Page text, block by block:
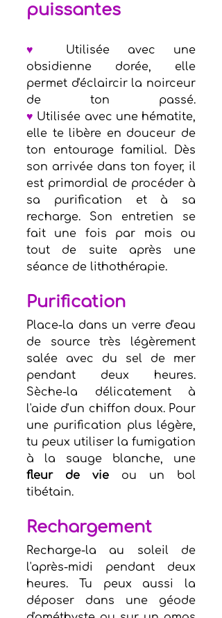
puissantes
♥
Utilisée avec une
obsidienne dorée, elle
permet d'éclaircir la noirceur
♥ Utilisée avec une hématite,
elle te libère en douceur de
ton entourage familial. Dès
son arrivée dans ton foyer, il
est primordial de procéder à
sa purification et à sa
recharge. Son entretien se
fait une fois par mois ou
tout de suite après une
séance de lithothérapie.
Purification
Place-la dans un verre d'eau
de source très légèrement
salée avec du sel de mer
pendant deux heures.
Sèche-la délicatement à
l'aide d'un chiffon doux. Pour
une purification plus légère,
tu peux utiliser la fumigation
fleur de vie ou un bol
tibétain.
Rechargement
Recharge-la au soleil de
l'après-midi pendant deux
heures. Tu peux aussi la
déposer dans une géode